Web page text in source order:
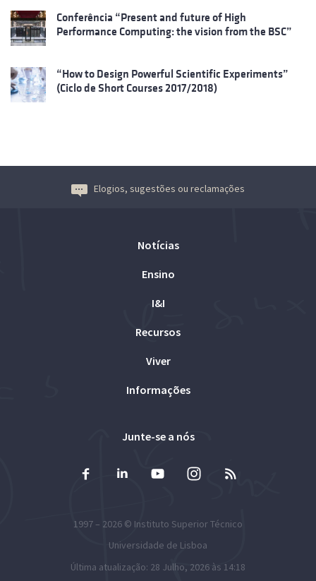
Conferência “Present and future of High
Performance Computing: the vision from the BSC”
“How to Design Powerful Scientific Experiments”
(Ciclo de Short Courses 2017/2018)
Elogios, sugestões ou reclamações
Notícias
Ensino
I&I
Recursos
Viver
Informações
Junte-se a nós
1997 – 2026 © Instituto Superior Técnico
Universidade de Lisboa
Última atualização: 28 Julho, 2026 às 14:18